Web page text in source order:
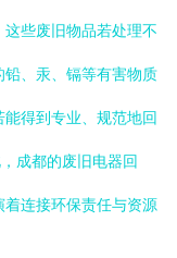
些废旧物品若处理不
、汞、镉等有害物质
得到专业、规范地回
成都的废旧电器回
连接环保责任与资源